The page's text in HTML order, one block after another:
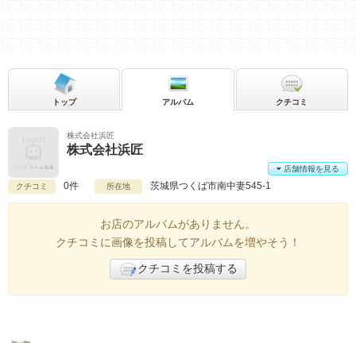
株式会社浜匠
株式会社浜匠
クチコミ 0件 所在地 茨城県つくば市南中妻545-1
店舗情報を見る
トップ アルバム クチコミ
お店のアルバムがありません。
クチコミに画像を投稿してアルバムを増やそう！
クチコミを投稿する